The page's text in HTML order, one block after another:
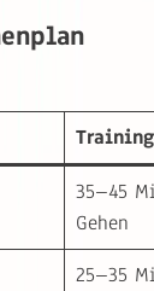
Training
35–45
Gehen
25–35